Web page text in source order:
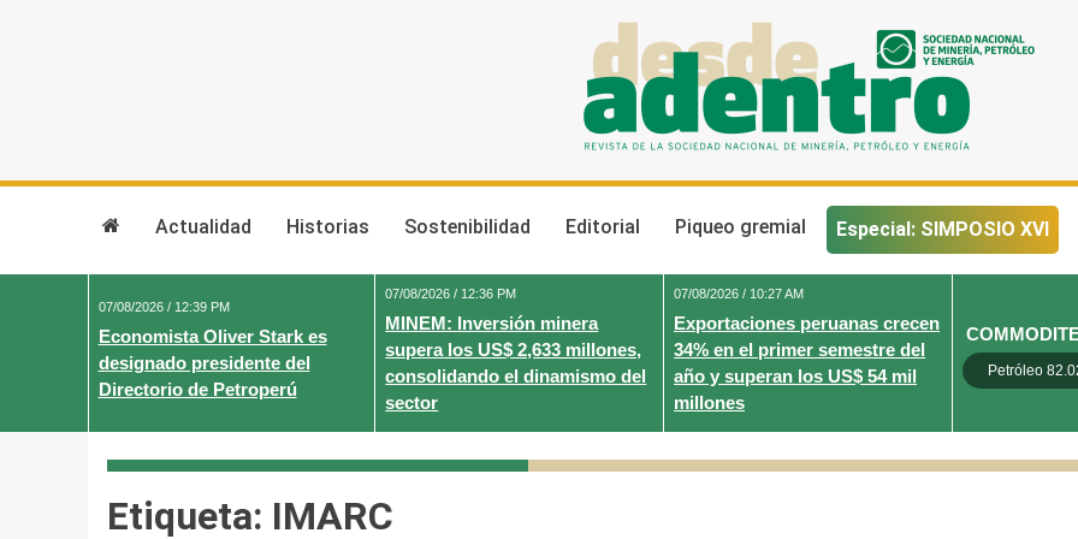
Actualidad Historias Sostenibilidad Editorial Piqueo gremial Especial: SIMPOSIO XVI
07/08/2026 / 12:39 PM
Economista Oliver Stark es
designado presidente del
Directorio de Petroperú
07/08/2026 / 12:36 PM
MINEM: Inversión minera
supera los US$ 2,633 millones,
consolidando el dinamismo del
sector
07/08/2026 / 10:27 AM
Exportaciones peruanas crecen
34% en el primer semestre del
año y superan los US$ 54 mil
millones
Petróleo
Etiqueta: IMARC